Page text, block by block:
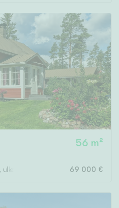
56 m²
69 000 €